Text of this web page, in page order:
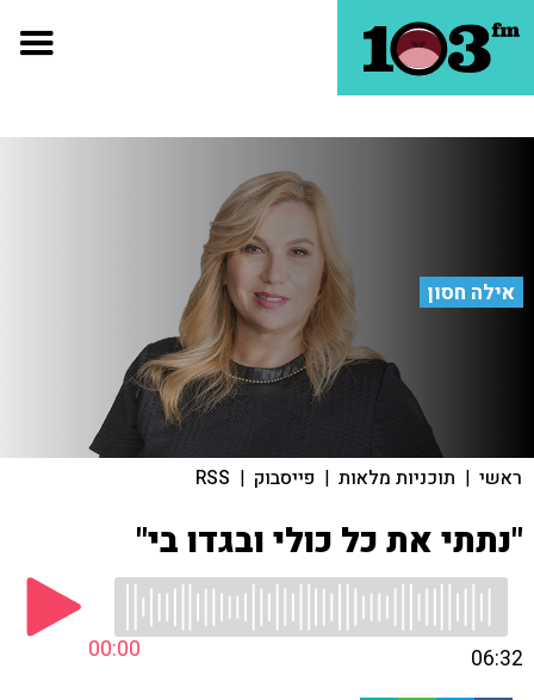
אילה חסון
ראשי | תוכניות מלאות | פייסבוק |
RSS
"נתתי את כל כולי ובגדו בי"
00:00 06:32